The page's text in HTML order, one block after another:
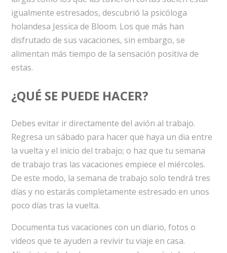
igualmente estresados, descubrió la psicóloga
holandesa Jessica de Bloom. Los que más han
disfrutado de sus vacaciones, sin embargo, se
alimentan más tiempo de la sensación positiva de
estas.
¿QUÉ SE PUEDE HACER?
Debes evitar ir directamente del avión al trabajo.
Regresa un sábado para hacer que haya un dia entre
la vuelta y el inicio del trabajo; o haz que tu semana
de trabajo tras las vacaciones empiece el miércoles.
De este modo, la semana de trabajo solo tendrá tres
días y no estarás completamente estresado en unos
poco días tras la vuelta.
Documenta tus vacaciones con un diario, fotos o
videos que te ayuden a revivir tu viaje en casa.